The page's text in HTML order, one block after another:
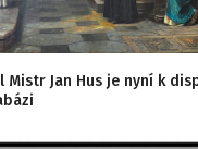
Mistr Jan Hus je nyní k